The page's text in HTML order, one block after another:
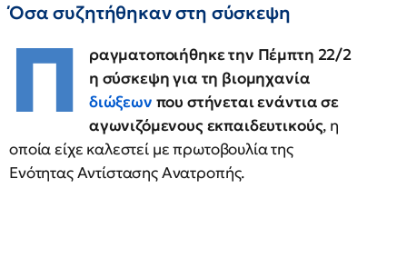
Όσα συζητήθηκαν στη σύσκεψη
Π
ραγματοποιήθηκε την Πέμπτη 22/2
η σύσκεψη για τη βιομηχανία
διώξεων που στήνεται ενάντια σε
αγωνιζόμενους εκπαιδευτικούς, η
οποία είχε καλεστεί με πρωτοβουλία της
Ενότητας Αντίστασης Ανατροπής.